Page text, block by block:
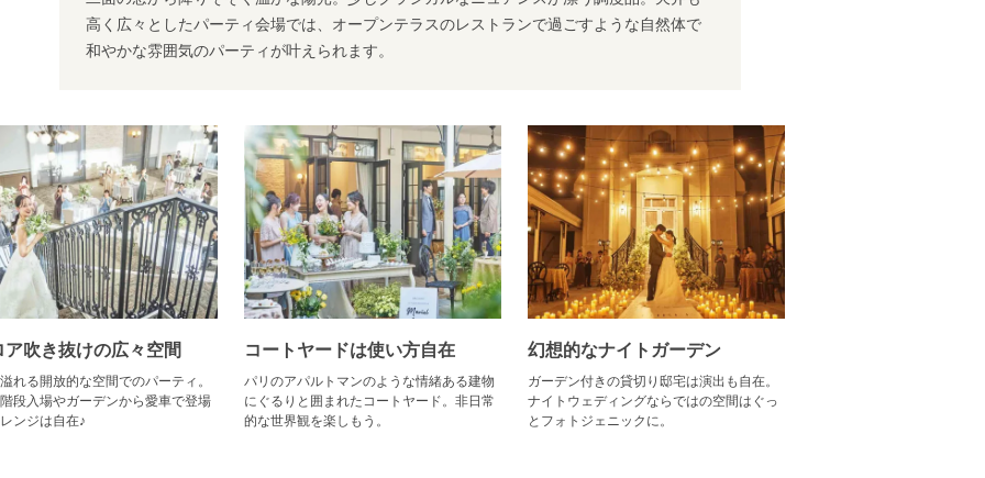
高く広々としたパーティ会場では、オープンテラスのレストランで過ごすような自然体で
和やかな雰囲気のパーティが叶えられます。
ア吹き抜けの広々空間
れる開放的な空間でのパーティ。
段入場やガーデンから愛車で登場
ンジは自在♪
コートヤードは使い方自在
パリのアパルトマンのような情緒ある建物
にぐるりと囲まれたコートヤード。非日常
的な世界観を楽しもう。
幻想的なナイトガーデン
ガーデン付きの貸切り邸宅は演出も自在。
ナイトウェディングならではの空間はぐっ
とフォトジェニックに。